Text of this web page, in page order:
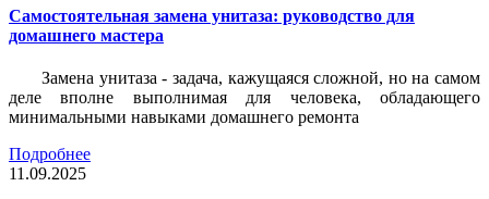
Самостоятельная замена унитаза: руководство для
домашнего мастера
Замена унитаза - задача, кажущаяся сложной, но на самом
деле вполне выполнимая для человека, обладающего
минимальными навыками домашнего ремонта
Подробнее
11.09.2025